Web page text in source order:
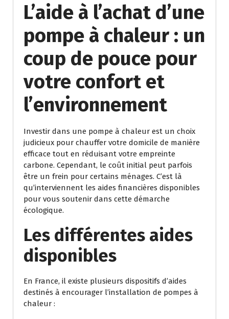
L’aide à l’achat d’une
pompe à chaleur : un
coup de pouce pour
votre confort et
l’environnement
Investir dans une pompe à chaleur est un choix
judicieux pour chauffer votre domicile de manière
efficace tout en réduisant votre empreinte
carbone. Cependant, le coût initial peut parfois
être un frein pour certains ménages. C’est là
qu’interviennent les aides financières disponibles
pour vous soutenir dans cette démarche
écologique.
Les différentes aides
disponibles
En France, il existe plusieurs dispositifs d’aides
destinés à encourager l’installation de pompes à
chaleur :